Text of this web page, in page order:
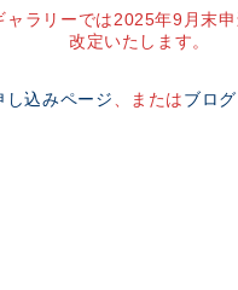
ャラリーでは2025年9月末
改定いたします。
し込みページ 、またはブログ